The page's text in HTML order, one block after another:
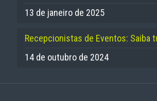
13 de janeiro de 2025
Recepcionistas de Eventos: Saiba
14 de outubro de 2024